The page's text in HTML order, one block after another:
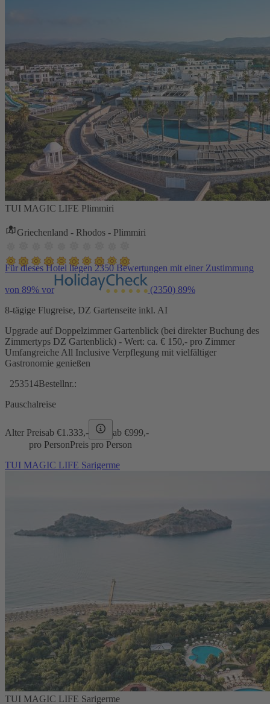
TUI MAGIC LIFE Plimmiri
Griechenland - Rhodos - Plimmiri
Für dieses Hotel liegen 2350 Bewertungen mit einer Zustimmung
von 89% vor (2350) 89%
8-tägige Flugreise, DZ Gartenseite inkl. AI
Upgrade auf Doppelzimmer Gartenblick (bei direkter Buchung des
Zimmertyps DZ Gartenblick) - Wert: ca. € 150,- pro Zimmer
Umfangreiche All Inclusive Verpflegung mit vielfältiger
Gastronomie genießen
253514Bestellnr.:
Pauschalreise
Alter Preisab €1.333,- ab €999,-
pro PersonPreis pro Person
TUI MAGIC LIFE Sarigerme
TUI MAGIC LIFE Sarigerme